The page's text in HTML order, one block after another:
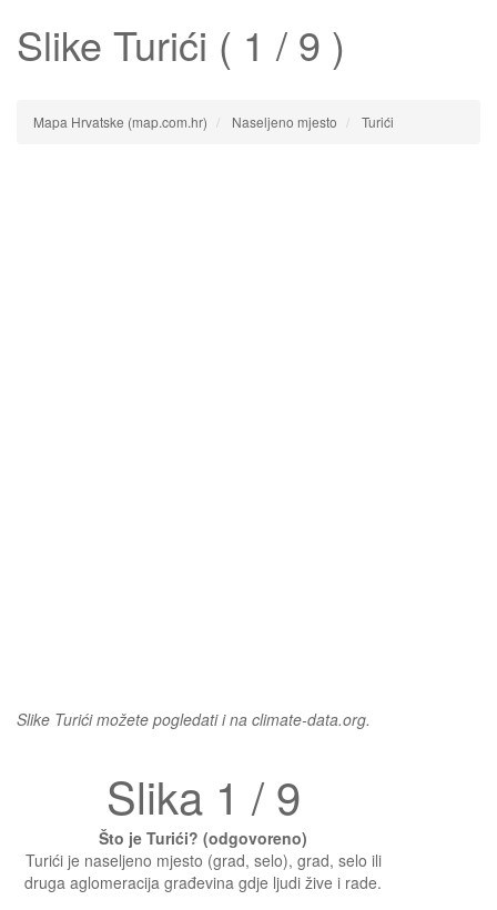
Slike Turići ( 1 / 9 )
Mapa Hrvatske (map.com.hr) Naseljeno mjesto Turići
Slike Turići možete pogledati i na climate-data.org.
Slika 1 / 9
Što je Turići? (odgovoreno)
Turići je naseljeno mjesto (grad, selo), grad, selo ili
druga aglomeracija građevina gdje ljudi žive i rade.